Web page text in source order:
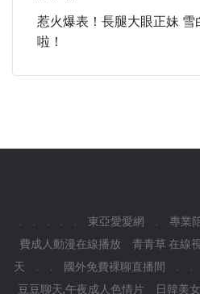
惹火爆表！長腿大眼正妹 雪
啦！
東亞愛愛網 專業
費成人動漫在線播放
青青草 在線
天
國外免費裸聊直播間
豆豆聊天,午夜成人色情片
日韓美